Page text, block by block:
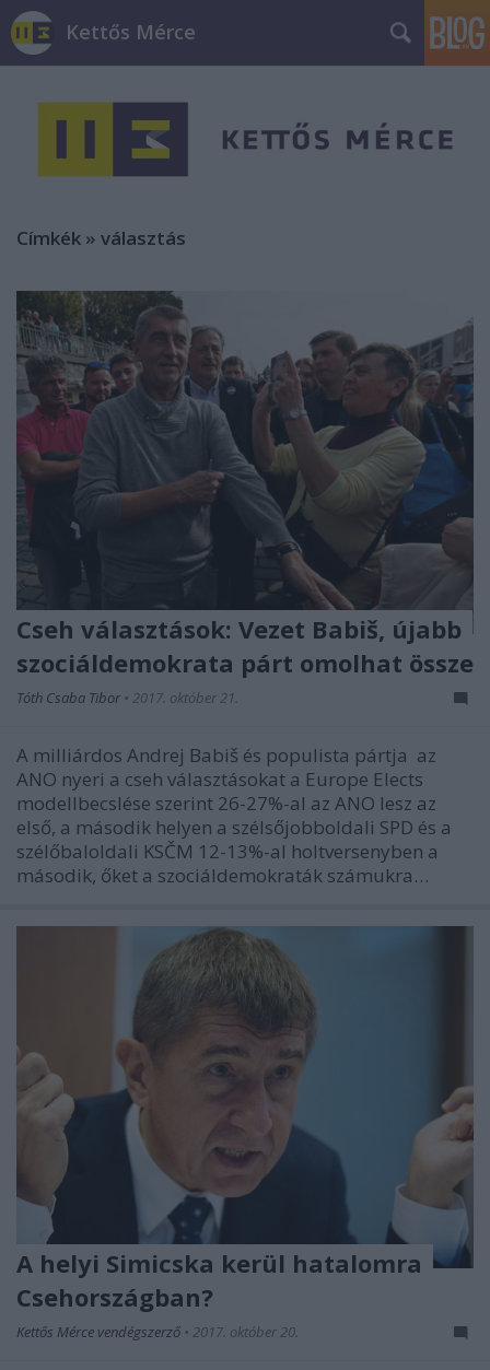
Kettős Mérce
Címkék » választás
Cseh választások: Vezet Babiš, újabb
szociáldemokrata párt omolhat össze
Tóth Csaba Tibor • 2017. október 21.
A milliárdos Andrej Babiš és populista pártja az
ANO nyeri a cseh választásokat a Europe Elects
modellbecslése szerint 26-27%-al az ANO lesz az
első, a második helyen a szélsőjobboldali SPD és a
szélőbaloldali KSČM 12-13%-al holtversenyben a
második, őket a szociáldemokraták számukra…
A helyi Simicska kerül hatalomra
Csehországban?
Kettős Mérce vendégszerző • 2017. október 20.